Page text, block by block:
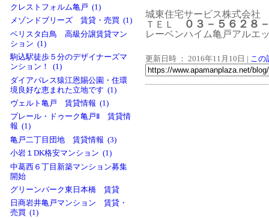
城東住宅サービス株式会
ＴＥＬ
０３－５６２
レーベンハイム亀戸
更新日時 ： 2016年11月10日 この
クレストフォルム亀戸 (1)
メゾンドブリーズ 賃貸・売買 (1)
ベリスタ白鳥 高級分譲賃貸マン
ション (1)
駒込駅徒歩５分のデザイナーズマ
ンション！ (1)
ダイアパレス猿江恩賜公園・住環
境良好な恵まれた立地です (1)
ヴェルト亀戸 賃貸情報 (1)
プレール・ドゥーク亀戸Ⅱ 賃貸情
報 (1)
亀戸二丁目団地 賃貸情報 (3)
小岩１DK格安マンション (1)
中葛西６丁目新築マンション募集
開始
グリーンパーク東日本橋 賃貸
日商岩井亀戸マンション 賃貸・
売買 (1)